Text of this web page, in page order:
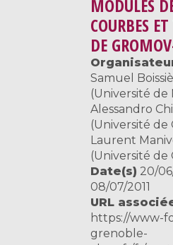
MODULES
COURBES
DE
Samuel
(Université de
Alessandro
(Université de
Laurent
(Université de
Date(s) 20/
08/07/2011
URL
https://www-
grenoble-